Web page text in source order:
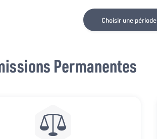
Choisir une période
Permanentes